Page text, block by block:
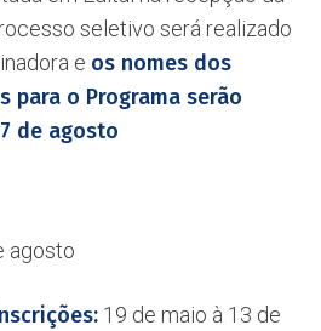
seletivo será realizado
e os nomes dos
para o Programa serão
de agosto
agosto
19 de maio à 13 de